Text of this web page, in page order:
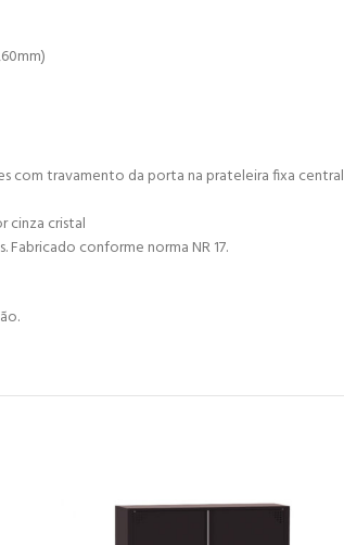
com travamento da porta na prateleira fixa central
cinza cristal
Fabricado conforme norma NR 17.